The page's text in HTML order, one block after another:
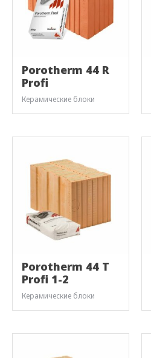
Porotherm 44 R
Profi
Керамические блоки
Porotherm 44 T
Profi 1-2
Керамические блоки